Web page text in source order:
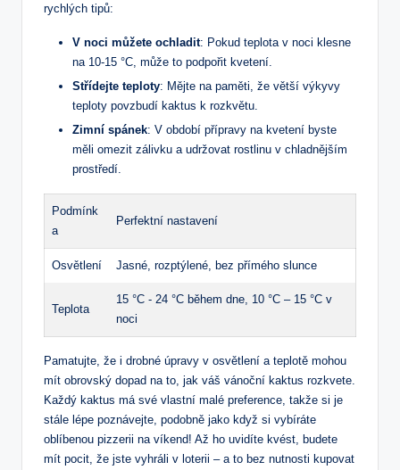
rychlých tipů:
V noci můžete ochladit: Pokud teplota v noci klesne⁢
na 10-15 °C, může to⁤ podpořit kvetení.
Střídejte teploty: Mějte na paměti, že‍ větší výkyvy
teploty povzbudí kaktus k​ rozkvětu.
Zimní spánek: V období přípravy na kvetení⁣ byste
‍měli omezit zálivku a ‌udržovat rostlinu v chladnějším
prostředí.
Podmínk
a
Perfektní nastavení
Osvětlení Jasné, rozptýlené, bez přímého slunce
Teplota
15 °C ‍- 24 ‌°C ​během dne, 10 °C – 15 °C v
noci
Pamatujte, že⁣ i drobné úpravy v osvětlení a teplotě mohou
mít obrovský dopad na⁣ to, jak váš vánoční kaktus rozkvete.
Každý kaktus má své ‌vlastní malé preference, takže si je
stále lépe poznávejte, podobně jako ⁣když ​si vybíráte
oblíbenou pizzerii⁤ na víkend! Až ho​ uvidíte kvést, ​budete
⁤mít pocit,⁣ že jste vyhráli v loterii –⁤ a to bez nutnosti ‍kupovat